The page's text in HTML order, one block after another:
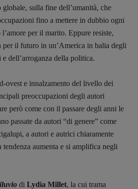
sulla fine dell’umanità, che
fino a mettere in dubbio ogni
l’amore per il marito. Eppure resiste,
per il futuro in un’America in balia degli
dell’arroganza della politica.
ovest e innalzamento del livello dei
preoccupazioni degli autori
però come con il passare degli anni le
passate da autori “di genere” come
a autori e autrici chiaramente
aumenta e si amplifica negli
di Lydia Millet, la cui trama